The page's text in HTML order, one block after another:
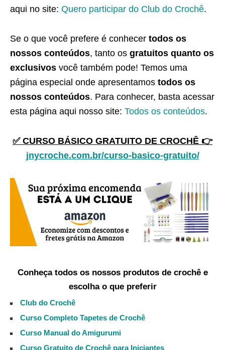
aqui no site: Quero participar do Club do Crochê.
Se o que você prefere é conhecer todos os
nossos conteúdos, tanto os gratuitos quanto os
exclusivos você também pode! Temos uma
página especial onde apresentamos todos os
nossos conteúdos. Para conhecer, basta acessar
esta página aqui nosso site: Todos os conteúdos.
✅ CURSO BÁSICO GRATUITO DE CROCHÊ 👉
jnycroche.com.br/curso-basico-gratuito/
Conheça todos os nossos produtos de crochê e
escolha o que preferir
Club do Crochê
Curso Completo Tapetes de Crochê
Curso Manual do Amigurumi
Curso Gratuito de Crochê para Iniciantes